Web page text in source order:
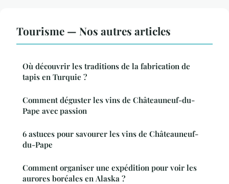
Tourisme — Nos autres articles
Où découvrir les traditions de la fabrication de
tapis en Turquie ?
Comment déguster les vins de Châteauneuf-du-
Pape avec passion
6 astuces pour savourer les vins de Châteauneuf-
du-Pape
Comment organiser une expédition pour voir les
aurores boréales en Alaska ?